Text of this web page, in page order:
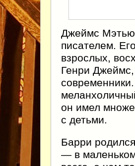
Джеймс Мэтью
писателем.
взрослых,
Генри
он имел
с детьми.
Барри
— в